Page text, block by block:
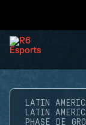
LATIN
LATIN
PHASE DE